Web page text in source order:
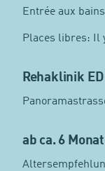
Entrée aux
Places libres: Il
Rehaklinik
ab ca. 6